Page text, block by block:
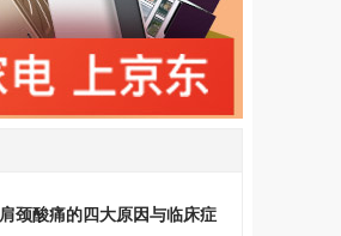
肩颈酸痛的四大原因与临床症